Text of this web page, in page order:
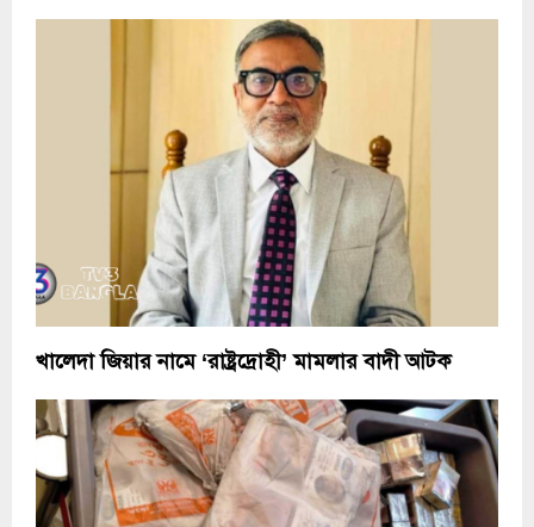
খালেদা জিয়ার নামে ‘রাষ্ট্রদ্রোহী’ মামলার বাদী আটক